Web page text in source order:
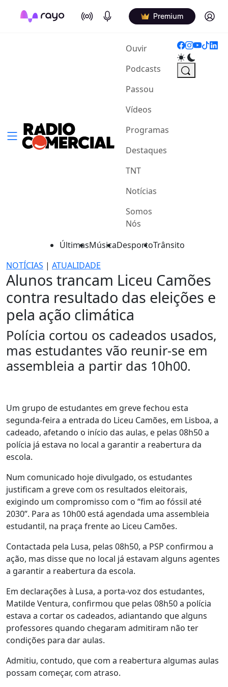
On Air Podcasts Premium Log in
Ouvir(current)
Podcasts
Passou
Vídeos
Programas
Destaques
TNT
Notícias
Somos
Nós
ÚltimasMúsicaDesportoTrânsito
NOTÍCIAS | ATUALIDADE
Alunos trancam Liceu Camões
contra resultado das eleições e
pela ação climática
Polícia cortou os cadeados usados,
mas estudantes vão reunir-se em
assembleia a partir das 10h00.
Um grupo de estudantes em greve fechou esta
segunda-feira a entrada do Liceu Camões, em Lisboa, a
cadeado, afetando o início das aulas, e pelas 08h50 a
polícia já estava no local a garantir a reabertura da
escola.
Num comunicado hoje divulgado, os estudantes
justificam a greve com os resultados eleitorais,
exigindo um compromisso com o “fim ao fóssil até
2030”. Para as 10h00 está agendada uma assembleia
estudantil, na praça frente ao Liceu Camões.
Contactada pela Lusa, pelas 08h50, a PSP confirmou a
ação, mas disse que no local já estavam alguns agentes
a garantir a reabertura da escola.
Em declarações à Lusa, a porta-voz dos estudantes,
Matilde Ventura, confirmou que pelas 08h50 a polícia
estava a cortar os cadeados, adiantando que alguns
professores quando chegaram admitiram não ter
condições para dar aulas.
Admitiu, contudo, que com a reabertura algumas aulas
possam começar, com atraso.